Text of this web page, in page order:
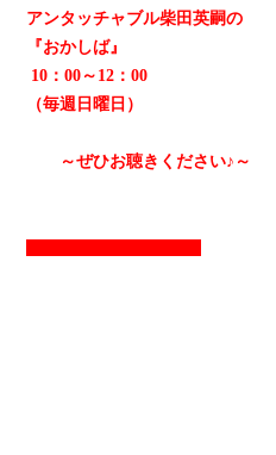
アンタッチャブル柴田英嗣の
『おかしば』
10：00～12：00
（毎週日曜日）
～ぜひお聴きください♪～